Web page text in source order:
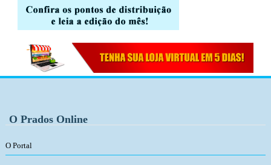
O Prados Online
O Portal